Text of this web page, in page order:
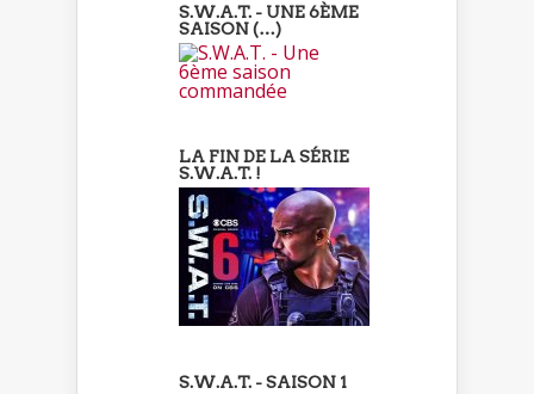
S.W.A.T. - UNE 6ÈME
SAISON (…)
LA FIN DE LA SÉRIE
S.W.A.T. !
S.W.A.T. - SAISON 1